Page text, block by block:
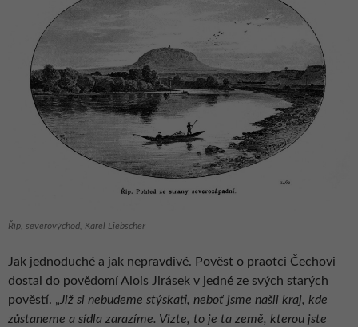
Říp, severovýchod, Karel Liebscher
Jak jednoduché a jak nepravdivé. Pověst o praotci Čechovi
dostal do povědomí Alois Jirásek v jedné ze svých starých
pověstí. „Již si nebudeme stýskati, neboť jsme našli kraj, kde
zůstaneme a sídla zarazíme. Vizte, to je ta země, kterou jste